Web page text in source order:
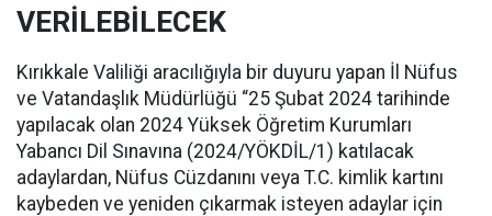
VERİLEBİLECEK
Kırıkkale Valiliği aracılığıyla bir duyuru yapan İl Nüfus
ve Vatandaşlık Müdürlüğü “25 Şubat 2024 tarihinde
yapılacak olan 2024 Yüksek Öğretim Kurumları
Yabancı Dil Sınavına (2024/YÖKDİL/1) katılacak
adaylardan, Nüfus Cüzdanını veya T.C. kimlik kartını
kaybeden ve yeniden çıkarmak isteyen adaylar için